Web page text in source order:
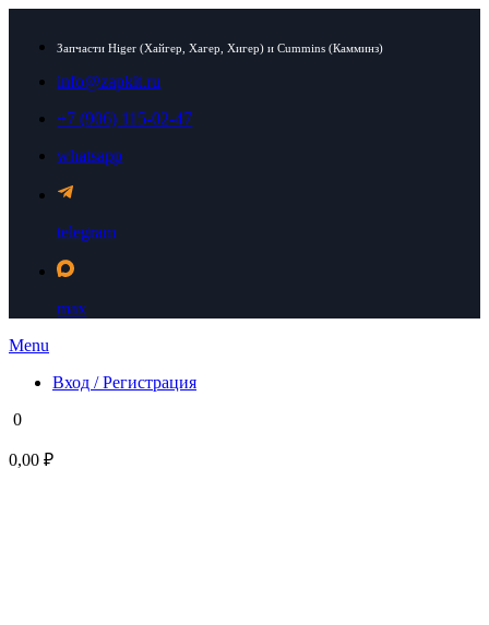
Запчасти Higer (Хайгер, Хагер, Хигер) и Cummins (Камминз)
info@zapkit.ru
+7 (906) 115-02-47
whatsapp
telegram
max
Menu
Вход / Регистрация
0
0,00 ₽